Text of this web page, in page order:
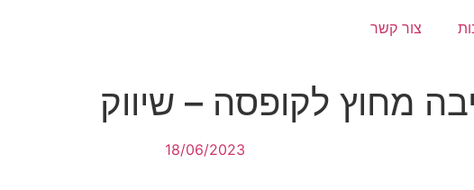
צור קשר
מחוץ לקופסה – שיווק
18/06/2023